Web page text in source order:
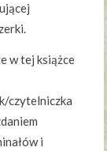
w tej książce
czytelniczka
i